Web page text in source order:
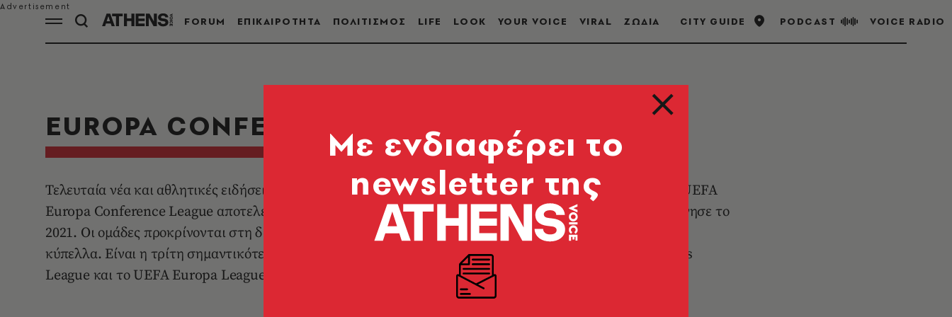
FORUM ΕΠΙΚΑΙΡΟΤΗΤΑ ΠΟΛΙΤΙΣΜΟΣ LIFE LOOK YOUR VOICE VIRAL ΖΩΔΙΑ CITY GUIDE PODCAST VOICE RADIO
EUROPA CONFERENCE LEAGUE
Τελευταία νέα και αθλητικές ειδήσεις από την Athens Voice για το UEFA Europa Conference Leauge. Το UEFA
Europa Conference League αποτελεί ετήσια διασυλλογική ποδοσφαιρική διοργάνωση της Uefa, που ξεκίνησε το
2021. Οι ομάδες προκρίνονται στη διοργάνωση με βάση την επίδοση τους στα εθνικά πρωταθλήματα και
κύπελλα. Είναι η τρίτη σημαντικότερη διασυλλογική διοργάνωση στην Ευρώπη μετά το UEFA Champions
League και το UEFA Europa League.
Mε ενδιαφέρει το
newsletter της